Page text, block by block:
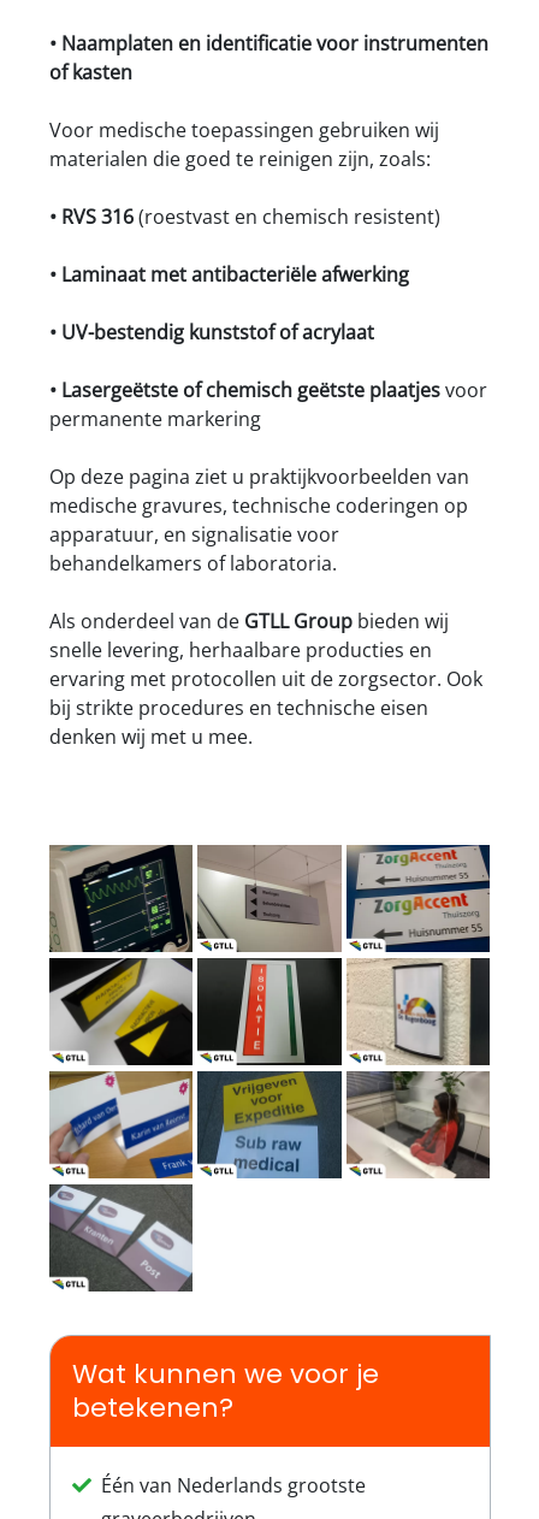
• Naamplaten en identificatie voor instrumenten
of kasten
Voor medische toepassingen gebruiken wij
materialen die goed te reinigen zijn, zoals:
• RVS 316(roestvast en chemisch resistent)
• Laminaat met antibacteriële afwerking
• UV-bestendig kunststof of acrylaat
• Lasergeëtste of chemisch geëtste plaatjesvoor
permanente markering
Op deze pagina ziet u praktijkvoorbeelden van
medische gravures, technische coderingen op
apparatuur, en signalisatie voor
behandelkamers of laboratoria.
Als onderdeel van de GTLL Groupbieden wij
snelle levering, herhaalbare producties en
ervaring met protocollen uit de zorgsector. Ook
bij strikte procedures en technische eisen
denken wij met u mee.
Wat kunnen we voor je
betekenen?
Één van Nederlands grootste